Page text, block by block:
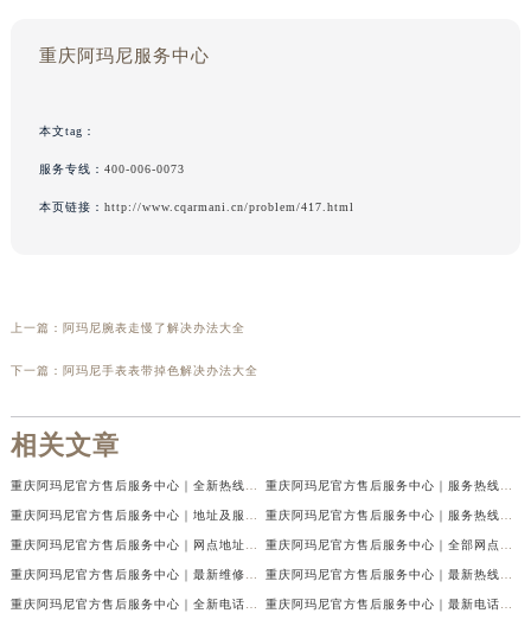
重庆阿玛尼服务中心
本文tag：
服务专线： 400-006-0073
本页链接： http://www.cqarmani.cn/problem/417.html
上一篇： 阿玛尼腕表走慢了解决办法大全
下一篇： 阿玛尼手表表带掉色解决办法大全
相关文章